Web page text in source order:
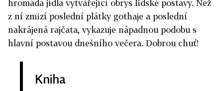
hromada jídla vytvářející obrys lidské postavy. Než
z ní zmizí poslední plátky gothaje a poslední
nakrájená rajčata, vykazuje nápadnou podobu s
hlavní postavou dnešního večera. Dobrou chuť!
Kniha